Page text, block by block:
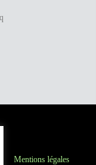
Mentions légales